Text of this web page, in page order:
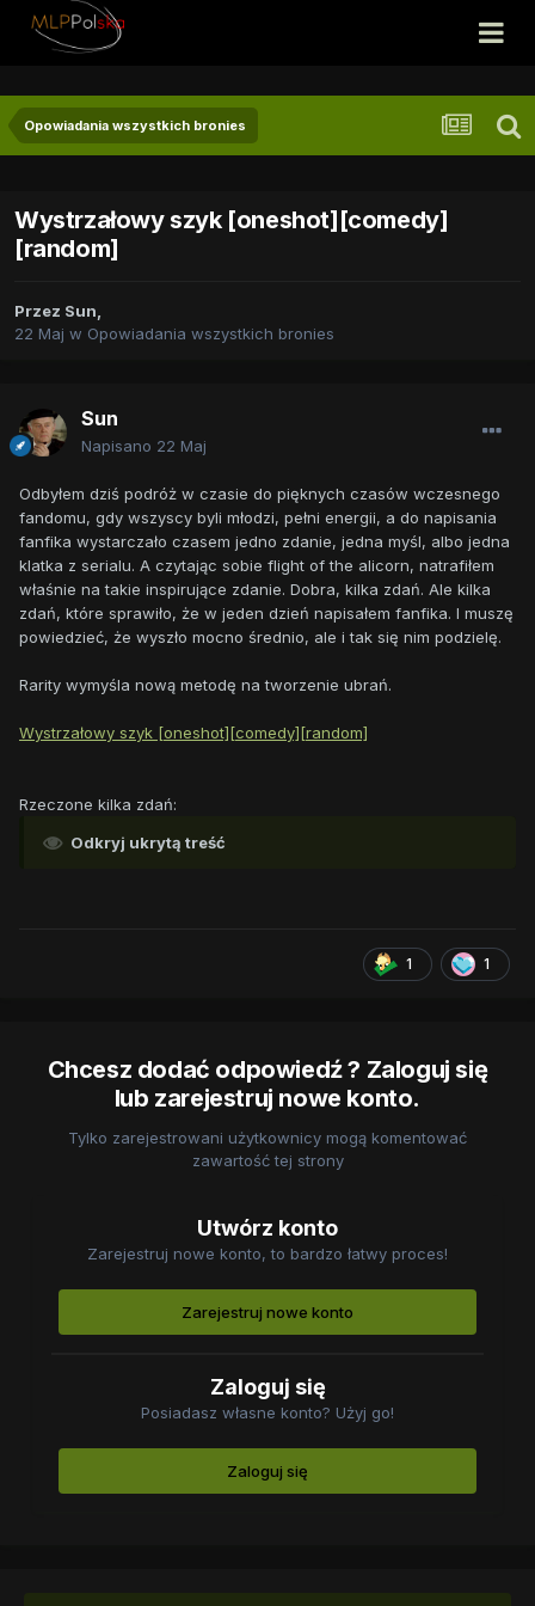
Opowiadania wszystkich bronies
Wystrzałowy szyk [oneshot][comedy]
[random]
Przez Sun,
22 Maj w Opowiadania wszystkich bronies
Sun
Napisano 22 Maj
Odbyłem dziś podróż w czasie do pięknych czasów wczesnego
fandomu, gdy wszyscy byli młodzi, pełni energii, a do napisania
fanfika wystarczało czasem jedno zdanie, jedna myśl, albo jedna
klatka z serialu. A czytając sobie flight of the alicorn, natrafiłem
właśnie na takie inspirujące zdanie. Dobra, kilka zdań. Ale kilka
zdań, które sprawiło, że w jeden dzień napisałem fanfika. I muszę
powiedzieć, że wyszło mocno średnio, ale i tak się nim podzielę.
Rarity wymyśla nową metodę na tworzenie ubrań.
Wystrzałowy szyk [oneshot][comedy][random]
Rzeczone kilka zdań:
Odkryj ukrytą treść
1 1
Chcesz dodać odpowiedź ? Zaloguj się
lub zarejestruj nowe konto.
Tylko zarejestrowani użytkownicy mogą komentować
zawartość tej strony
Utwórz konto
Zarejestruj nowe konto, to bardzo łatwy proces!
Zarejestruj nowe konto
Zaloguj się
Posiadasz własne konto? Użyj go!
Zaloguj się